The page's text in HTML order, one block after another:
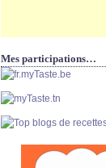
Mes participations…